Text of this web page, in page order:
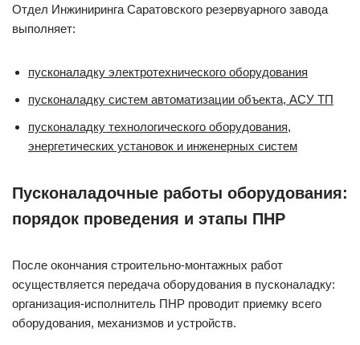
Отдел Инжиниринга Саратовского резервуарного завода
выполняет:
пусконаладку электротехнического оборудования
пусконаладку систем автоматизации объекта, АСУ ТП
пусконаладку технологического оборудования,
энергетических установок и инженерных систем
Пусконаладочные работы оборудования:
порядок проведения и этапы ПНР
После окончания строительно-монтажных работ
осуществляется передача оборудования в пусконаладку:
организация-исполнитель ПНР проводит приемку всего
оборудования, механизмов и устройств.